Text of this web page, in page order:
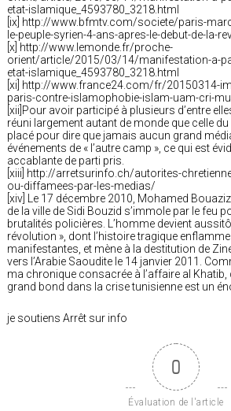
etat-islamique_4593780_3218.html
[ix] http://www.bfmtv.com/societe/paris-
le-peuple-syrien-4-ans-apres-le-debut-de-la-
[x] http://www.lemonde.fr/proche-
orient/article/2015/03/14/manifestation-a-
etat-islamique_4593780_3218.html
[xi] http://www.france24.com/fr/20150314-
paris-contre-islamophobie-islam-uam-cri-
[xii]Pour avoir participé à plusieurs d’entre
réuni largement autant de monde que celle
placé pour dire que jamais aucun grand
événements de « l’autre camp », ce qui est
accablante de parti pris.
[xiii] http://arretsurinfo.ch/autorites-
ou-diffamees-par-les-medias/
[xiv] Le 17 décembre 2010, Mohamed
de la ville de Sidi Bouzid s’immole par le feu
brutalités policières. L’homme devient
révolution », dont l’histoire tragique
manifestantes, et mène à la destitution de
vers l’Arabie Saoudite le 14 janvier 2011.
ma chronique consacrée à l’affaire al Khatib,
grand bond dans la crise tunisienne est un
je soutiens Arrêt sur info
0
Évaluation de l'article